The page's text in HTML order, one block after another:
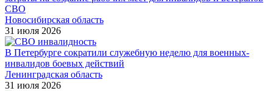
СВО
Новосибирская область
31 июля 2026
В Петербурге сократили служебную неделю для военных-
инвалидов боевых действий
Ленинградская область
31 июля 2026